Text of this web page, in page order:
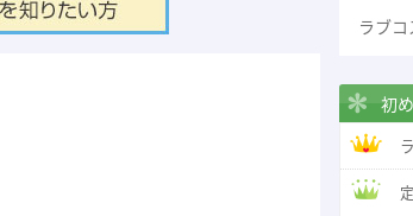
ラブ
初